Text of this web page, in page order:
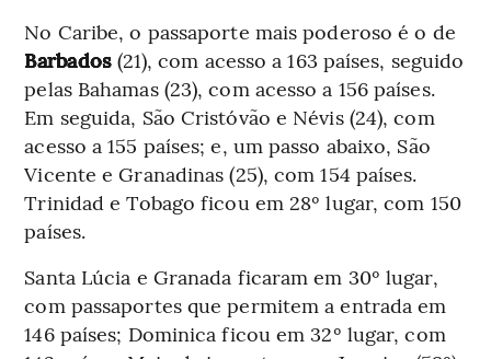
No Caribe, o passaporte mais poderoso é o de
Barbados (21), com acesso a 163 países, seguido
pelas Bahamas (23), com acesso a 156 países.
Em seguida, São Cristóvão e Névis (24), com
acesso a 155 países; e, um passo abaixo, São
Vicente e Granadinas (25), com 154 países.
Trinidad e Tobago ficou em 28º lugar, com 150
países.
Santa Lúcia e Granada ficaram em 30º lugar,
com passaportes que permitem a entrada em
146 países; Dominica ficou em 32º lugar, com